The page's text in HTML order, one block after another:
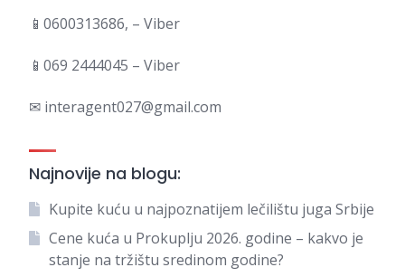
📱0600313686, – Viber
📱069 2444045 – Viber
✉ interagent027@gmail.com
Najnovije na blogu:
Kupite kuću u najpoznatijem lečilištu juga Srbije
Cene kuća u Prokuplju 2026. godine – kakvo je
stanje na tržištu sredinom godine?